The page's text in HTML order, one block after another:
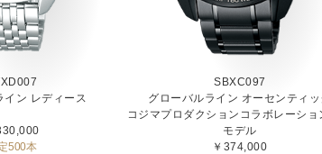
イン レディース
500本
SBXC097
グローバルライン オーセンティッ
コジマプロダクションコラボレーショ
モデル
￥374,000